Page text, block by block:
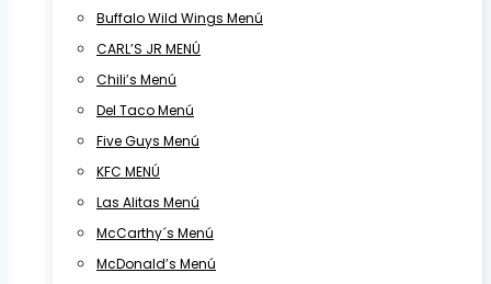
Buffalo Wild Wings Menú
CARL’S JR MENÚ
Chili’s Menú
Del Taco Menú
Five Guys Menú
KFC MENÚ
Las Alitas Menú
McCarthy´s Menú
McDonald’s Menú